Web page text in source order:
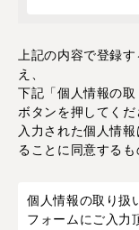
上記の内容で登録す
え、
下記「個人情報の取
ボタンを押してくだ
入力された個人情
ることに同意するも
個人情報の取り扱
フォームにご入力